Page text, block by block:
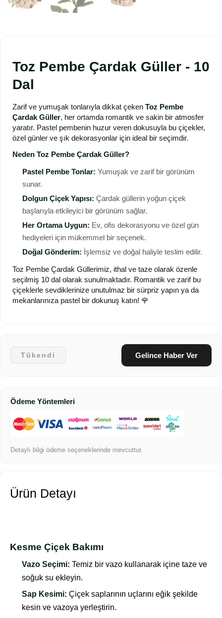
Toz Pembe Çardak Güller - 10
Dal
Zarif ve yumuşak tonlarıyla dikkat çeken Toz Pembe
Çardak Güller, her ortamda romantik ve sakin bir atmosfer
yaratır. Pastel pembenin huzur veren dokusuyla bu çiçekler,
özel günler ve şık dekorasyonlar için ideal bir seçimdir.
Neden Toz Pembe Çardak Güller?
Pastel Pembe Tonlar: Yumuşak ve zarif bir görünüm
sunar.
Dolgun Çiçek Yapısı: Çardak güllerin yoğun çiçek
başlarıyla etkileyici bir görünüm sağlar.
Her Ortama Uygun: Ev, ofis dekorasyonu ve özel gün
hediyeleri için mükemmel bir seçenek.
Doğal Gönderim: İşlemsiz ve doğal haliyle teslim edilir.
Toz Pembe Çardak Güllerimiz, ithal ve taze olarak özenle
seçilmiş 10 dal olarak sunulmaktadır. Romantik ve zarif bu
çiçeklerle sevdiklerinize unutulmaz bir sürpriz yapın ya da
mekanlarınıza pastel bir dokunuş katın! 🌹
Tükendi Gelince Haber Ver
Ödeme Yöntemleri
Detaylı bilgi ödeme seçeneklerinde mevcuttur.
Ürün Detayı
Kesme Çiçek Bakımı
Vazo Seçimi: Temiz bir vazo kullanarak içine taze ve
soğuk su ekleyin.
Sap Kesimi: Çiçek saplarının uçlarını eğik şekilde
kesin ve vazoya yerleştirin.